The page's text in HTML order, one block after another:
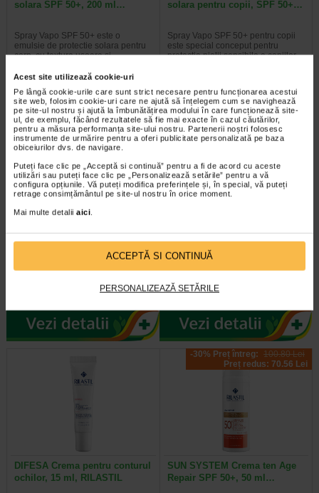
Acest site utilizează cookie-uri
Pe lângă cookie-urile care sunt strict necesare pentru funcționarea acestui
site web, folosim cookie-uri care ne ajută să înțelegem cum se navighează
pe site-ul nostru și ajută la îmbunătățirea modului în care funcționează site-
ul, de exemplu, făcând rezultatele să fie mai exacte în cazul căutărilor,
pentru a măsura performanța site-ului nostru. Partenerii noștri folosesc
instrumente de urmărire pentru a oferi publicitate personalizată pe baza
obiceiurilor dvs. de navigare.
Puteți face clic pe „Acceptă si continuă” pentru a fi de acord cu aceste
utilizări sau puteți face clic pe „Personalizează setările” pentru a vă
configura opțiunile. Vă puteți modifica preferințele și, în special, vă puteți
retrage consimțământul pe site-ul nostru în orice moment.
Mai multe detalii aici
ACCEPTĂ SI CONTINUĂ
PERSONALIZEAZĂ SETĂRILE
solara SPF 50+, 200 ml…
Spray Vapo SPF 50+ este o
emulsie de protectie solara pentru
corp, cu textura usoara si…
solara pentru copii, SPF 50+…
Spray Vapo SPF 50+ pentru copii
este special conceput pentru
protectia pielii sensibile a copiilor…
200 ml, RILASTIL
Curata delicat, indepartand
machiajul de pe fata si din zona
ochilor, inclusiv in cazul…
-25% Preț întreg: 86.60 Lei
Preț redus: 64.95 Lei
ml, RILASTIL
Crema dermatocosmetica destinata
pielii sensibile si reactive,
predispusa la roseata…
DIFESA Crema pentru conturul
ochilor, 15 ml, RILASTIL
-30% Preț întreg: 100.80 Lei
Preț redus: 70.56 Lei
SUN SYSTEM Crema ten Age
Repair SPF 50+, 50 ml…